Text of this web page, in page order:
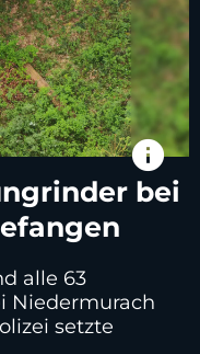
info
bei
alle 63
Niedermurach
setzte